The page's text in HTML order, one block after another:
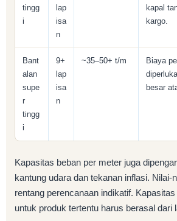
tingg
i
lap
isa
n
kapal
kargo.
Bant
alan
supe
r
tingg
i
9+
lap
isa
n
~35–50+ t/m
Biaya
besar
Kapasitas beban per meter juga
kantung udara dan tekanan inflasi. Nilai-
rentang perencanaan indikatif.
untuk produk tertentu harus berasal dari